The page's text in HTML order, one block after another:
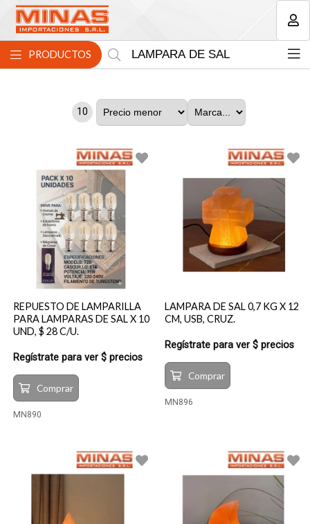
PRODUCTOS
10
REPUESTO DE LAMPARILLA
PARA LAMPARAS DE SAL X 10
UND, $ 28 C/U.
Regístrate para ver $ precios
Comprar
MN890
LAMPARA DE SAL 0,7 KG X 12
CM, USB, CRUZ.
Regístrate para ver $ precios
Comprar
MN896